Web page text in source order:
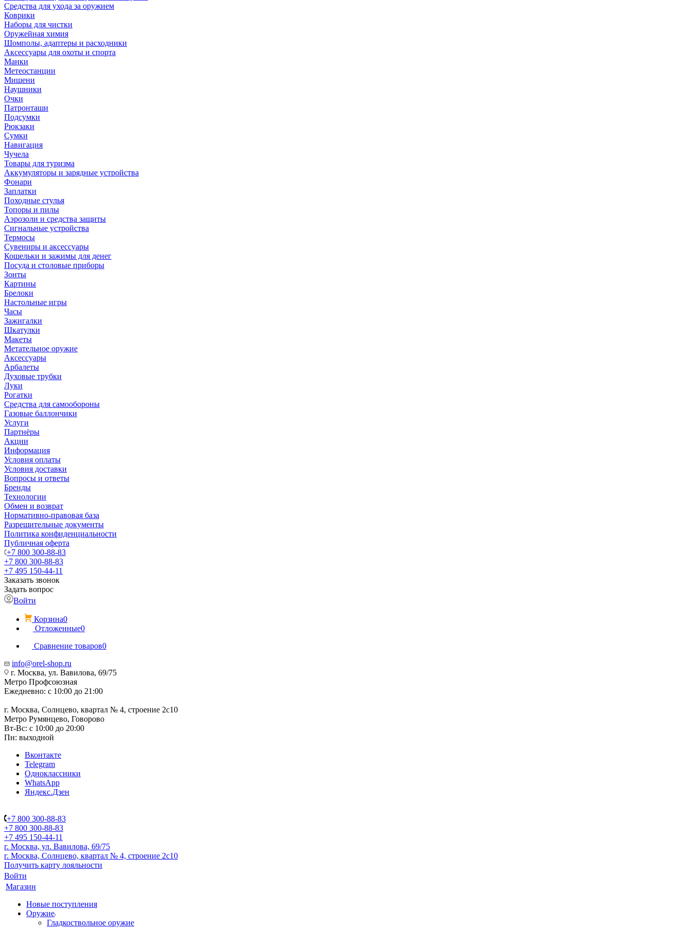
Средства для ухода за оружием
Коврики
Наборы для чистки
Оружейная химия
Шомполы, адаптеры и расходники
Аксессуары для охоты и спорта
Манки
Метеостанции
Мишени
Наушники
Очки
Патронташи
Подсумки
Рюкзаки
Сумки
Навигация
Чучела
Товары для туризма
Аккумуляторы и зарядные устройства
Фонари
Заплатки
Походные стулья
Топоры и пилы
Аэрозоли и средства защиты
Сигнальные устройства
Термосы
Сувениры и аксессуары
Кошельки и зажимы для денег
Посуда и столовые приборы
Зонты
Картины
Брелоки
Настольные игры
Часы
Зажигалки
Шкатулки
Макеты
Метательное оружие
Аксессуары
Арбалеты
Духовые трубки
Луки
Рогатки
Средства для самообороны
Газовые баллончики
Услуги
Партнёры
Акции
Информация
Условия оплаты
Условия доставки
Вопросы и ответы
Бренды
Технологии
Обмен и возврат
Нормативно-правовая база
Разрешительные документы
Политика конфиденциальности
Публичная оферта
+7 800 300-88-83
+7 800 300-88-83
+7 495 150-44-11
Заказать звонок
Задать вопрос
Войти
Корзина0
Отложенные0
Сравнение товаров0
info@orel-shop.ru
г. Москва, ул. Вавилова, 69/75
Метро Профсоюзная
Ежедневно: с 10:00 до 21:00
г. Москва, Солнцево, квартал № 4, строение 2с10
Метро Румянцево, Говорово
Вт-Вс: с 10:00 до 20:00
Пн: выходной
Вконтакте
Telegram
Одноклассники
WhatsApp
Яндекс.Дзен
+7 800 300-88-83
+7 800 300-88-83
+7 495 150-44-11
г. Москва, ул. Вавилова, 69/75
г. Москва, Солнцево, квартал № 4, строение 2с10
Получить карту лояльности
Войти
Магазин
Новые поступления
Оружие
Гладкоствольное оружие